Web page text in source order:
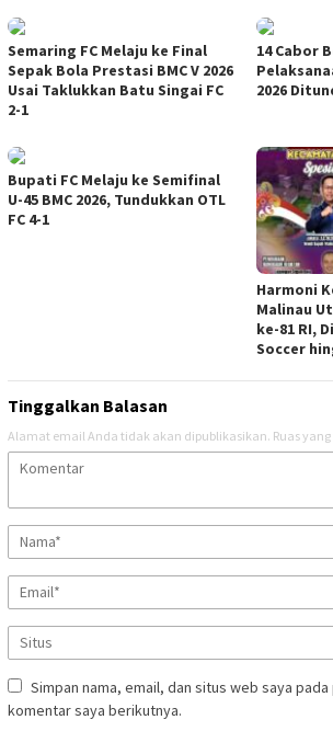
Semaring FC Melaju ke Final
Sepak Bola Prestasi BMC V 2026
Usai Taklukkan Batu Singai FC
2-1
14 Cabor
2026
Bupati FC Melaju ke Semifinal
U-45 BMC 2026, Tundukkan OTL
FC 4-1
Harmoni
Malinau
ke-81 RI,
Soccer
Tinggalkan Balasan
Alamat email Anda tidak akan dipublikasikan. Ruas
Simpan nama, email, dan situs web saya
komentar saya berikutnya.